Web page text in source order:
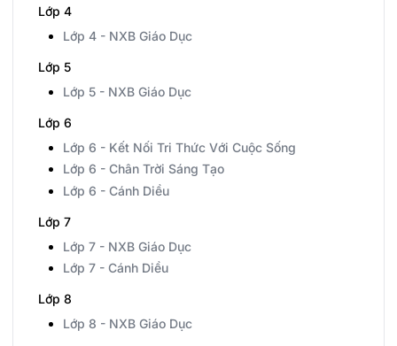
Lớp 4
Lớp 4 - NXB Giáo Dục
Lớp 5
Lớp 5 - NXB Giáo Dục
Lớp 6
Lớp 6 - Kết Nối Tri Thức Với Cuộc Sống
Lớp 6 - Chân Trời Sáng Tạo
Lớp 6 - Cánh Diều
Lớp 7
Lớp 7 - NXB Giáo Dục
Lớp 7 - Cánh Diều
Lớp 8
Lớp 8 - NXB Giáo Dục